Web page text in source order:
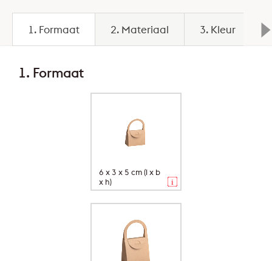
1. Formaat 2. Materiaal 3. Kleur
1. Formaat
6 x 3 x 5 cm (l x b
x h)